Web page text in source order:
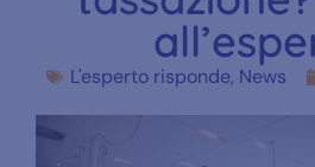
L'esperto risponde, News